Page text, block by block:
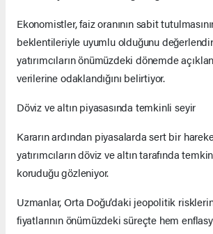
Ekonomistler, faiz oranının sabit
beklentileriyle uyumlu olduğunu
yatırımcıların önümüzdeki dönemde
verilerine odaklandığını belirtiyor.
Döviz ve altın piyasasında temkinli seyir
Kararın ardından piyasalarda sert bir
yatırımcıların döviz ve altın tarafında
koruduğu gözleniyor.
Uzmanlar, Orta Doğu’daki jeopolitik
fiyatlarının önümüzdeki süreçte hem